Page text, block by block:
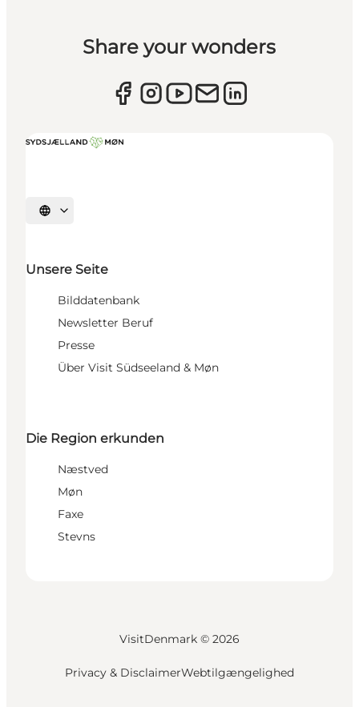
Share your wonders
Sprache auswählen
Unsere Seite
Bilddatenbank
Newsletter Beruf
Presse
Über Visit Südseeland & Møn
Die Region erkunden
Næstved
Møn
Faxe
Stevns
VisitDenmark © 2026
Privacy & DisclaimerWebtilgængelighed